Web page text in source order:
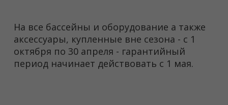
На все бассейны и оборудование а также
аксессуары, купленные вне сезона - с 1
октября по 30 апреля - гарантийный
период начинает действовать с 1 мая.